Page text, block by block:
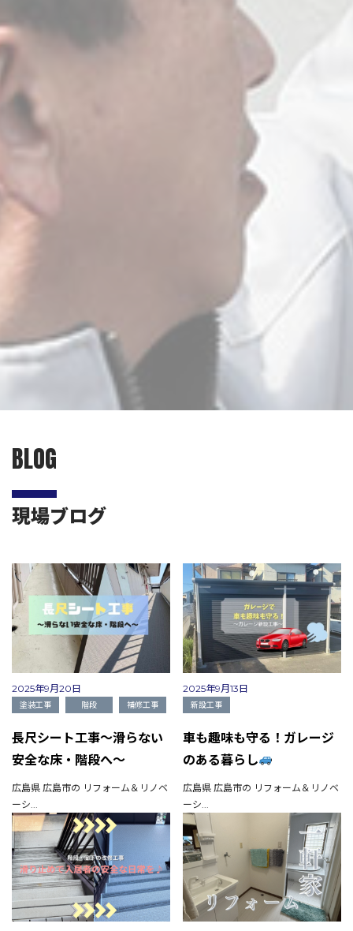
BLOG
現場ブログ
2025年9月20日
塗装工事 階段 補修工事
長尺シート工事～滑らない
安全な床・階段へ～
広島県 広島市の リフォーム＆リノベ
ーシ...
2025年9月13日
新設工事
車も趣味も守る！ガレージ
のある暮らし
広島県 広島市の リフォーム＆リノベ
ーシ...